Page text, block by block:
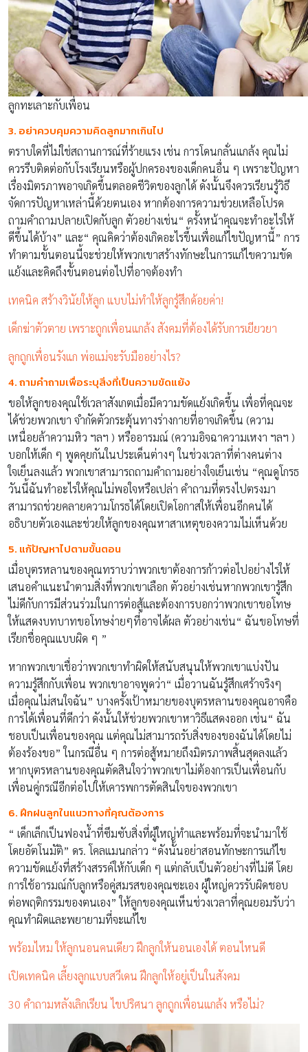
ลูกทะเลาะกับเพื่อน
3. อย่าควบคุมความคิดลูกมากเกินไป
ตราบใดที่ไม่ใช่สถานการณ์ที่ร้ายแรง เช่น การโดนกลั่นแกล้ง คุณไม่
ควรรีบติดต่อกับโรงเรียนหรือผู้ปกครองของเด็กคนอื่น ๆ เพราะปัญหา
เรื่องมิตรภาพอาจเกิดขึ้นตลอดชีวิตของลูกได้ ดังนั้นจึงควรเรียนรู้วิธี
จัดการปัญหาเหล่านี้ด้วยตนเอง หากต้องการความช่วยเหลือโปรด
ถามคำถามปลายเปิดกับลูก ตัวอย่างเช่น“ ครั้งหน้าคุณจะทำอะไรให้
ดีขึ้นได้บ้าง” และ“ คุณคิดว่าต้องเกิดอะไรขึ้นเพื่อแก้ไขปัญหานี้” การ
ทำตามขั้นตอนนี้จะช่วยให้พวกเขาสร้างทักษะในการแก้ไขความขัด
แย้งและคิดถึงขั้นตอนต่อไปที่อาจต้องทำ
เทคนิค สร้างวินัยให้ลูก แบบไม่ทำให้ลูกรู้สึกด้อยค่า!
เด็กฆ่าตัวตาย เพราะถูกเพื่อนแกล้ง สังคมที่ต้องได้รับการเยียวยา
ลูกถูกเพื่อนรังแก พ่อแม่จะรับมืออย่างไร?
4. ถามคำถามเพื่อระบุสิ่งที่เป็นความขัดแย้ง
ขอให้ลูกของคุณใช้เวลาสังเกตเมื่อมีความขัดแย้งเกิดขึ้น เพื่อที่คุณจะ
ได้ช่วยพวกเขา จำกัดตัวกระตุ้นทางร่างกายที่อาจเกิดขึ้น (ความ
เหนื่อยล้าความหิว ฯลฯ ) หรืออารมณ์ (ความอิจฉาความเหงา ฯลฯ )
บอกให้เด็ก ๆ พูดคุยกันในประเด็นต่างๆ ในช่วงเวลาที่ต่างคนต่าง
ใจเย็นลงแล้ว พวกเขาสามารถถามคำถามอย่างใจเย็นเช่น “คุณดูโกรธ
วันนี้ฉันทำอะไรให้คุณไม่พอใจหรือเปล่า คำถามที่ตรงไปตรงมา
สามารถช่วยคลายความโกรธได้โดยเปิดโอกาสให้เพื่อนอีกคนได้
อธิบายตัวเองและช่วยให้ลูกของคุณหาสาเหตุของความไม่เห็นด้วย
5. แก้ปัญหาไปตามขั้นตอน
เมื่อบุตรหลานของคุณทราบว่าพวกเขาต้องการก้าวต่อไปอย่างไรให้
เสนอคำแนะนำตามสิ่งที่พวกเขาเลือก ตัวอย่างเช่นหากพวกเขารู้สึก
ไม่ดีกับการมีส่วนร่วมในการต่อสู้และต้องการบอกว่าพวกเขาขอโทษ
ให้แสดงบทบาทขอโทษง่ายๆที่อาจได้ผล ตัวอย่างเช่น“ ฉันขอโทษที่
เรียกชื่อคุณแบบผิด ๆ ”
หากพวกเขาเชื่อว่าพวกเขาทำผิดให้สนับสนุนให้พวกเขาแบ่งปัน
ความรู้สึกกับเพื่อน พวกเขาอาจพูดว่า“ เมื่อวานฉันรู้สึกเศร้าจริงๆ
เมื่อคุณไม่สนใจฉัน” บางครั้งเป้าหมายของบุตรหลานของคุณอาจคือ
การได้เพื่อนที่ดีกว่า ดังนั้นให้ช่วยพวกเขาหาวิธีแสดงออก เช่น“ ฉัน
ชอบเป็นเพื่อนของคุณ แต่คุณไม่สามารถรับสิ่งของของฉันได้โดยไม่
ต้องร้องขอ” ในกรณีอื่น ๆ การต่อสู้หมายถึงมิตรภาพสิ้นสุดลงแล้ว
หากบุตรหลานของคุณตัดสินใจว่าพวกเขาไม่ต้องการเป็นเพื่อนกับ
เพื่อนคู่กรณีอีกต่อไปให้เคารพการตัดสินใจของพวกเขา
6. ฝึกฝนลูกในแนวทางที่คุณต้องการ
“ เด็กเล็กเป็นฟองน้ำที่ซึมซับสิ่งที่ผู้ใหญ่ทำและพร้อมที่จะนำมาใช้
โดยอัตโนมัติ” ดร. โคลแมนกล่าว “ดังนั้นอย่าสอนทักษะการแก้ไข
ความขัดแย้งที่สร้างสรรค์ให้กับเด็ก ๆ แต่กลับเป็นตัวอย่างที่ไม่ดี โดย
การใช้อารมณ์กับลูกหรือคู่สมรสของคุณซะเอง ผู้ใหญ่ควรรับผิดชอบ
ต่อพฤติกรรมของตนเอง” ให้ลูกของคุณเห็นช่วงเวลาที่คุณยอมรับว่า
คุณทำผิดและพยายามที่จะแก้ไข
พร้อมไหม ให้ลูกนอนคนเดียว ฝึกลูกให้นอนเองได้ ตอนไหนดี
เปิดเทคนิค เลี้ยงลูกแบบสวีเดน ฝึกลูกให้อยู่เป็นในสังคม
30 คำถามหลังเลิกเรียน ไขปริศนา ลูกถูกเพื่อนแกล้ง หรือไม่?